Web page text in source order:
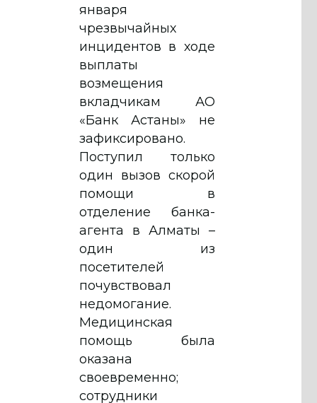
января
чрезвычайных
инцидентов в ходе
выплаты
возмещения
вкладчикам АО
«Банк Астаны» не
зафиксировано.
Поступил только
один вызов скорой
помощи в
отделение банка-
агента в Алматы –
один из
посетителей
почувствовал
недомогание.
Медицинская
помощь была
оказана
своевременно;
сотрудники